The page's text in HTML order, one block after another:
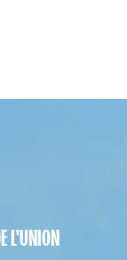
L'UNION